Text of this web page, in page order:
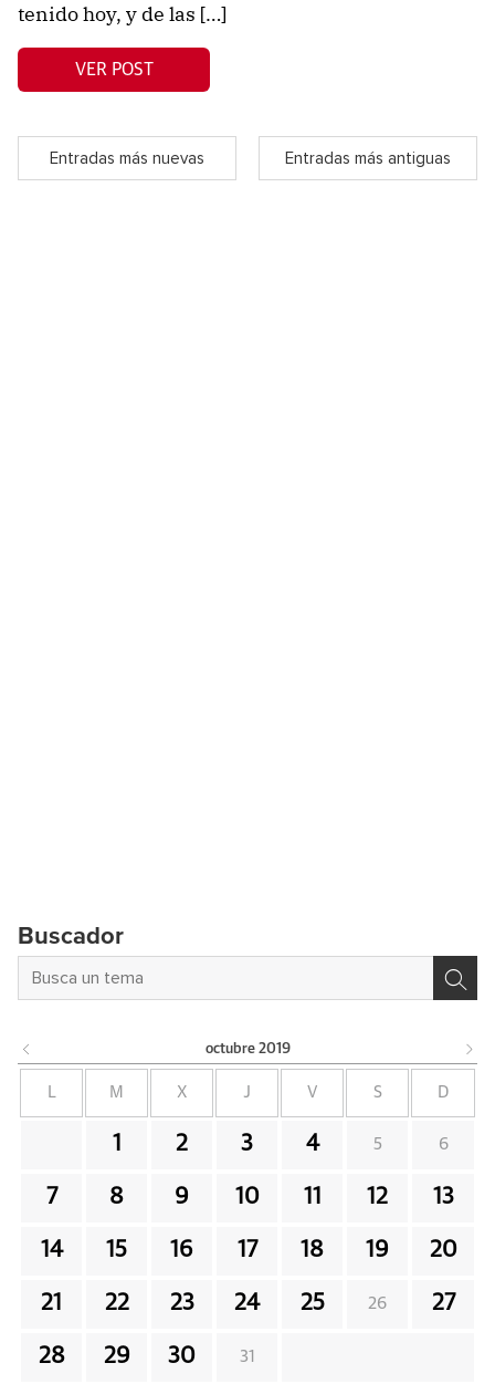
tenido hoy, y de las […]
VER POST
Entradas más nuevas Entradas más antiguas
Buscador
octubre 2019
L M X J V S D
1 2 3 4 5 6
7 8 9 10 11 12 13
14 15 16 17 18 19 20
21 22 23 24 25 26 27
28 29 30 31